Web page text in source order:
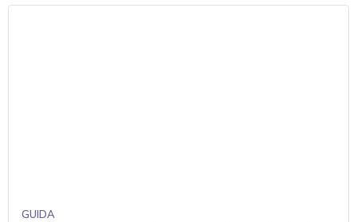
GUIDA